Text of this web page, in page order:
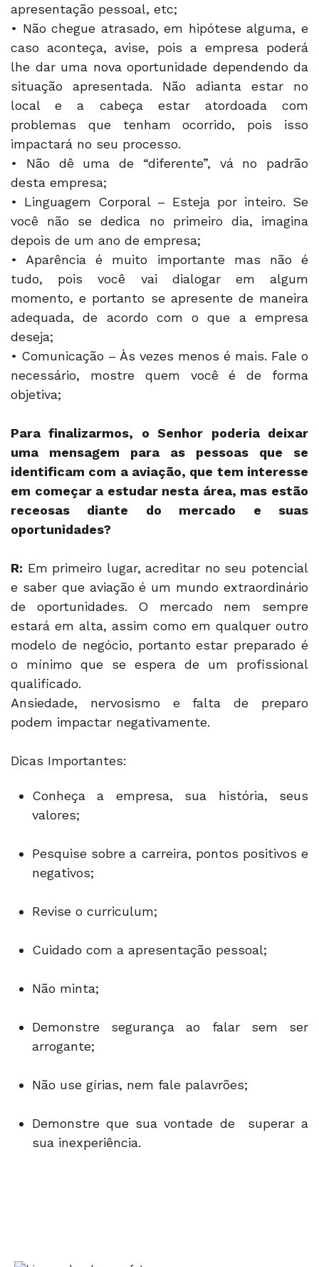
apresentação pessoal, etc;
• Não chegue atrasado, em hipótese alguma, e
caso aconteça, avise, pois a empresa poderá
lhe dar uma nova oportunidade dependendo da
situação apresentada. Não adianta estar no
local e a cabeça estar atordoada com
problemas que tenham ocorrido, pois isso
impactará no seu processo.
• Não dê uma de “diferente”, vá no padrão
desta empresa;
• Linguagem Corporal – Esteja por inteiro. Se
você não se dedica no primeiro dia, imagina
depois de um ano de empresa;
• Aparência é muito importante mas não é
tudo, pois você vai dialogar em algum
momento, e portanto se apresente de maneira
adequada, de acordo com o que a empresa
deseja;
• Comunicação – Às vezes menos é mais. Fale o
necessário, mostre quem você é de forma
objetiva;
Para finalizarmos, o Senhor poderia deixar
uma mensagem para as pessoas que se
identificam com a aviação, que tem interesse
em começar a estudar nesta área, mas estão
receosas diante do mercado e suas
oportunidades?
R: Em primeiro lugar, acreditar no seu potencial
e saber que aviação é um mundo extraordinário
de oportunidades. O mercado nem sempre
estará em alta, assim como em qualquer outro
modelo de negócio, portanto estar preparado é
o mínimo que se espera de um profissional
qualificado.
Ansiedade, nervosismo e falta de preparo
podem impactar negativamente.
Dicas Importantes:
Conheça a empresa, sua história, seus
valores;
Pesquise sobre a carreira, pontos positivos e
negativos;
Revise o curriculum;
Cuidado com a apresentação pessoal;
Não minta;
Demonstre segurança ao falar sem ser
arrogante;
Não use gírias, nem fale palavrões;
Demonstre que sua vontade de superar a
sua inexperiência.